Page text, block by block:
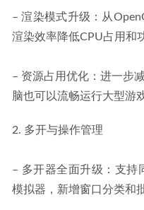
– 渲染模式升级：从
渲染效率降低CPU占用和
– 资源占用优化：进一步
脑也可以流畅运行大型游
2. 多开与操作管理
– 多开器全面升级：支
模拟器，新增窗口分类和